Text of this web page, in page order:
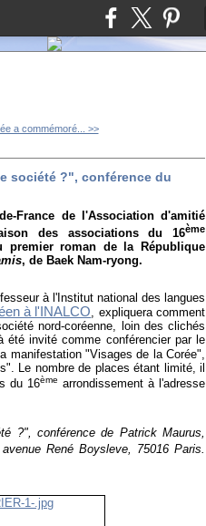
a commémoré... >>
société ?", conférence du
France de l'Association d'amitié
des associations du 16ème
premier roman de la République
, de Baek Nam-ryong.
à l'Institut national des langues
à l'INALCO , expliquera comment
nord-coréenne, loin des clichés
été invité comme conférencier par le
manifestation "Visages de la Corée",
Le nombre de places étant limité, il
du 16ème arrondissement à l'adresse
?", conférence de Patrick Maurus,
René Boysleve, 75016 Paris.